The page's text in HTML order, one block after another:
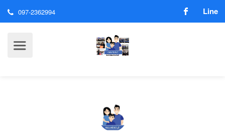
097-2362994 Line